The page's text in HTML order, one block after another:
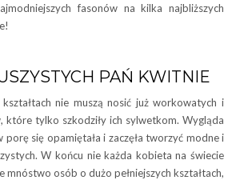
fasonów na kilka najbliższych
PAŃ KWITNIE
nie muszą nosić już workowatych i
które tylko szkodziły ich sylwetkom. Wygląda
porę się opamiętała i zaczęła tworzyć modne i
W końcu nie każda kobieta na świecie
mnóstwo osób o dużo pełniejszych kształtach,